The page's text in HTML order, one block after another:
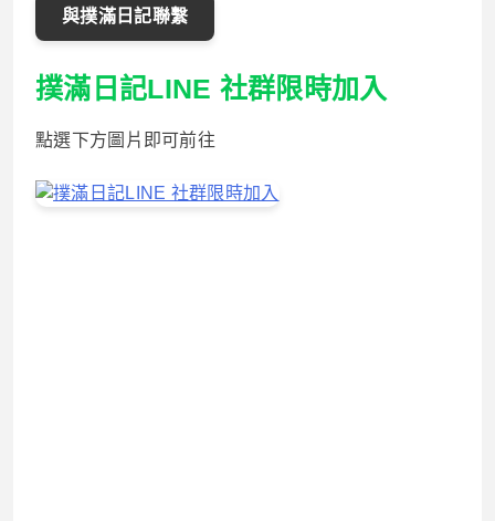
與撲滿日記聯繫
撲滿日記LINE 社群限時加入
點選下方圖片即可前往